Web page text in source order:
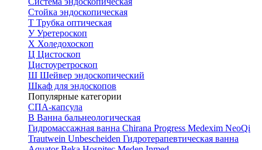
Стойка эндоскопическая
Т Трубка оптическая
УУретероскоп
Х Холедохоскоп
Ц Цистоскоп
Цистоуретроскоп
Ш Шейвер эндоскопический
Шкаф для эндоскопов
Популярные категории
СПА-капсула
В Ванна бальнеологическая
Гидромассажная ванна Chirana Progress Medexim NeoQi
Trautwein Unbescheiden Гидротерапевтическая ванна